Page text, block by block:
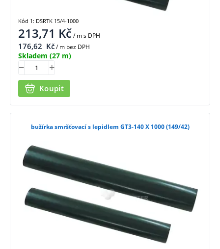
213,71 Kč/ ms DPH
176,62 Kč/ m bez DPH
Skladem (27 m)
Koupit
Kód 1: DSRTK 15/4-1000
bužírka smršťovací s lepidlem GT3-140 X 1000 (149/42)